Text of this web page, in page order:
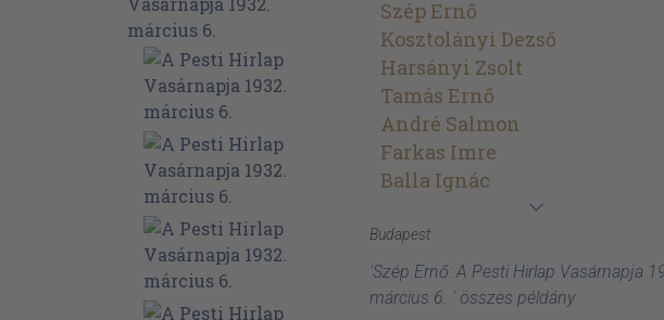
Szép Ernő
Kosztolányi Dezső
Harsányi Zsolt
Tamás Ernő
André Salmon
Farkas Imre
Balla Ignác
Budapest
'Szép Ernő: A Pesti Hirlap Vasárnapja
március 6. ' összes példány